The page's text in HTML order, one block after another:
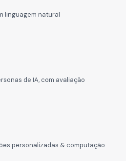
linguagem natural
de IA, com avaliação
personalizadas & computação